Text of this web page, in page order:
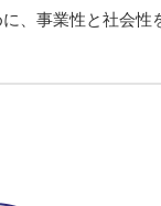
、事業性と社会性